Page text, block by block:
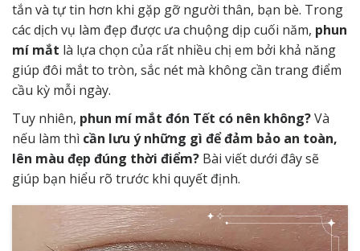
tắn và tự tin hơn khi gặp gỡ người thân, bạn bè. Trong
các dịch vụ làm đẹp được ưa chuộng dịp cuối năm, phun
mí mắt là lựa chọn của rất nhiều chị em bởi khả năng
giúp đôi mắt to tròn, sắc nét mà không cần trang điểm
cầu kỳ mỗi ngày.
Tuy nhiên, phun mí mắt đón Tết có nên không?Và
nếu làm thì cần lưu ý những gì để đảm bảo an toàn,
lên màu đẹp đúng thời điểm? Bài viết dưới đây sẽ
giúp bạn hiểu rõ trước khi quyết định.